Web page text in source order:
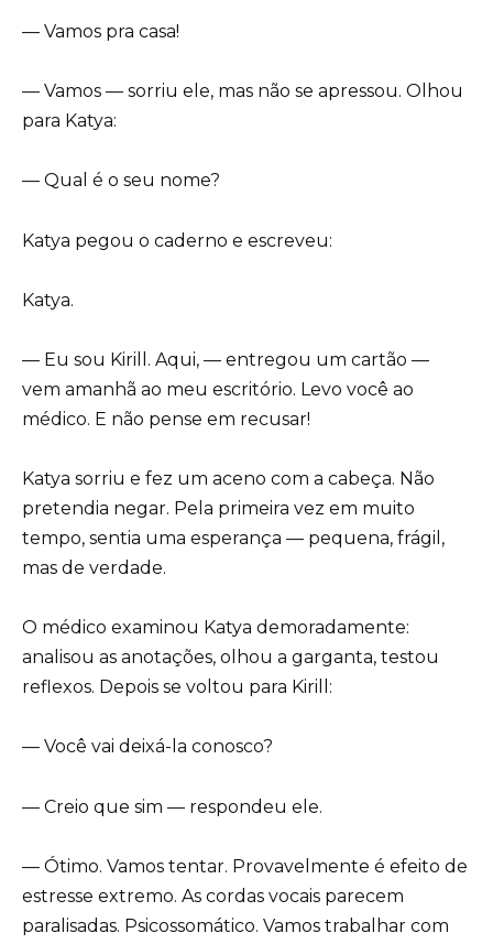
— Vamos pra casa!
— Vamos — sorriu ele, mas não se apressou. Olhou
para Katya:
— Qual é o seu nome?
Katya pegou o caderno e escreveu:
Katya.
— Eu sou Kirill. Aqui, — entregou um cartão —
vem amanhã ao meu escritório. Levo você ao
médico. E não pense em recusar!
Katya sorriu e fez um aceno com a cabeça. Não
pretendia negar. Pela primeira vez em muito
tempo, sentia uma esperança — pequena, frágil,
mas de verdade.
O médico examinou Katya demoradamente:
analisou as anotações, olhou a garganta, testou
reflexos. Depois se voltou para Kirill:
— Você vai deixá-la conosco?
— Creio que sim — respondeu ele.
— Ótimo. Vamos tentar. Provavelmente é efeito de
estresse extremo. As cordas vocais parecem
paralisadas. Psicossomático. Vamos trabalhar com